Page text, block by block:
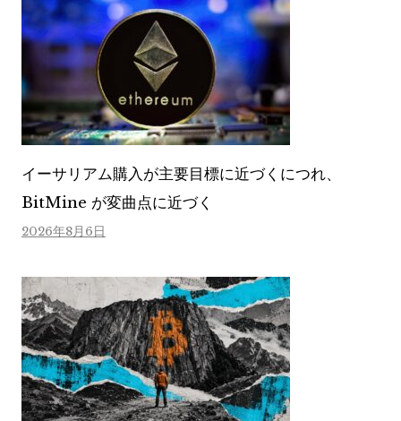
イーサリアム購入が主要目標に近づくにつれ、
BitMine が変曲点に近づく
2026年8月6日